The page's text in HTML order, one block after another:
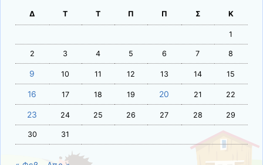
Δ Τ Τ Π Π Σ Κ
1
2 3 4 5 6 7 8
9 10 11 12 13 14 15
16 17 18 19 20 21 22
23 24 25 26 27 28 29
30 31